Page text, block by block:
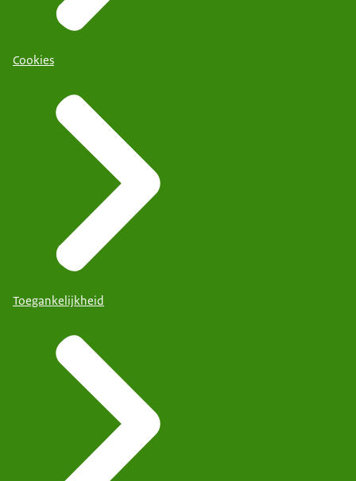
Cookies
Toegankelijkheid